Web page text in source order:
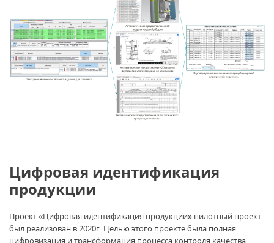
Цифровая идентификация
продукции
Проект «Цифровая идентификация продукции» пилотный проект
был реализован в 2020г. Целью этого проекте была полная
цифровизация и трансформация процесса контроля качества.